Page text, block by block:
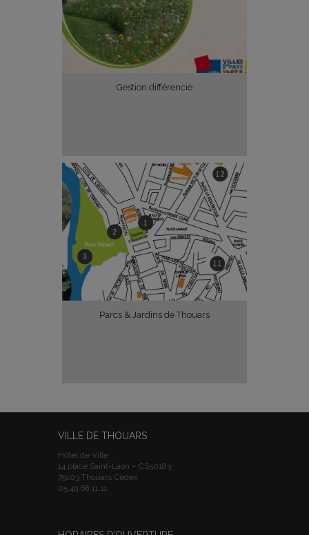
Gestion différencié
Parcs & Jardins de Thouars
VILLE DE THOUARS
Hôtel de Ville
14 place Saint-Laon – CS50183
79103 Thouars Cedex
05.49.68.11.11